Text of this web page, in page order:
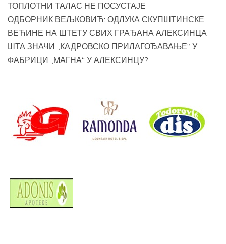
ТОПЛОТНИ ТАЛАС НЕ ПОСУСТАЈЕ
ОДБОРНИК ВЕЉКОВИЋ: ОДЛУКА СКУПШТИНСКЕ
ВЕЋИНЕ НА ШТЕТУ СВИХ ГРАЂАНА АЛЕКСИНЦА
ШТА ЗНАЧИ „КАДРОВСКО ПРИЛАГОЂАВАЊЕ“ У
ФАБРИЦИ „МАГНА“ У АЛЕКСИНЦУ?